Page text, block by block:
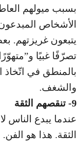
بسبب ميولهم
الأشخاص
يتبعون غريزتهم.
تصرّفًا غبيًا
بالمنطق في اتّخاذ
والشغف.
9- تنقصهم الثقة
عندما يبدع
الثقة. هذا هو